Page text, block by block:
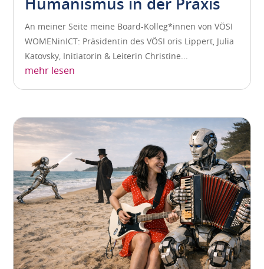
An meiner Seite meine Board-Kolleg*innen von VÖSI
WOMENinICT: Präsidentin des VÖSI oris Lippert, Julia
Katovsky, Initiatorin & Leiterin Christine...
mehr lesen